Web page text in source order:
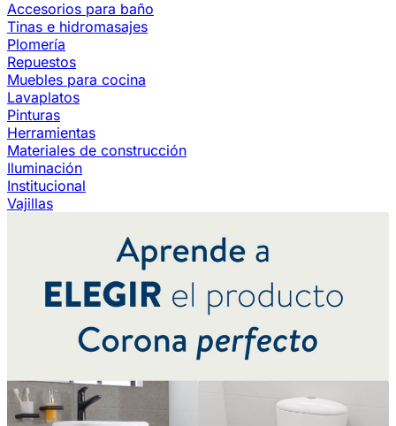
Accesorios para baño
Tinas e hidromasajes
Plomería
Repuestos
Muebles para cocina
Lavaplatos
Pinturas
Herramientas
Materiales de construcción
Iluminación
Institucional
Vajillas